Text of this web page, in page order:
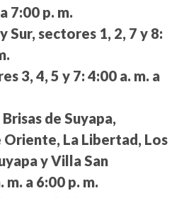
7:00 p. m.
sectores 1, 2, 7 y 8:
3, 4, 5 y 7: 4:00 a. m. a
de Suyapa,
Oriente, La Libertad, Los
y Villa San
m. a 6:00 p. m.